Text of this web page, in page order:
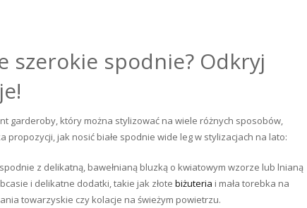
szerokie spodnie? Odkryj
garderoby, który można stylizować na wiele różnych sposobów,
jak nosić białe spodnie wide leg w stylizacjach na lato:
spodnie z delikatną, bawełnianą bluzką o kwiatowym wzorze lub lnianą
i delikatne dodatki, takie jak złote biżuteria i mała torebka na
towarzyskie czy kolacje na świeżym powietrzu.